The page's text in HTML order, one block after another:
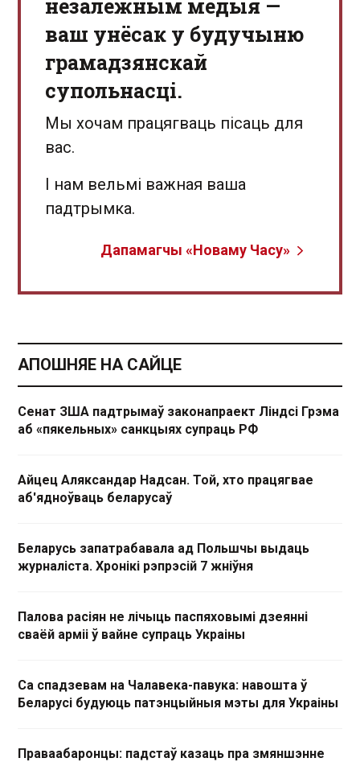
незалежным медыя —
ваш унёсак у будучыню
грамадзянскай
супольнасці.
Мы хочам працягваць пісаць для
вас.
І нам вельмі важная ваша
падтрымка.
Дапамагчы «Новаму Часу»
АПОШНЯЕ НА САЙЦЕ
Сенат ЗША падтрымаў законапраект Ліндсі Грэма
аб «пякельных» санкцыях супраць РФ
Айцец Аляксандар Надсан. Той, хто працягвае
аб'ядноўваць беларусаў
Беларусь запатрабавала ад Польшчы выдаць
журналіста. Хронікі рэпрэсій 7 жніўня
Палова расіян не лічыць паспяховымі дзеянні
сваёй арміі ў вайне супраць Украіны
Са спадзевам на Чалавека-павука: навошта ў
Беларусі будуюць патэнцыйныя мэты для Украіны
Праваабаронцы: падстаў казаць пра змяншэнне